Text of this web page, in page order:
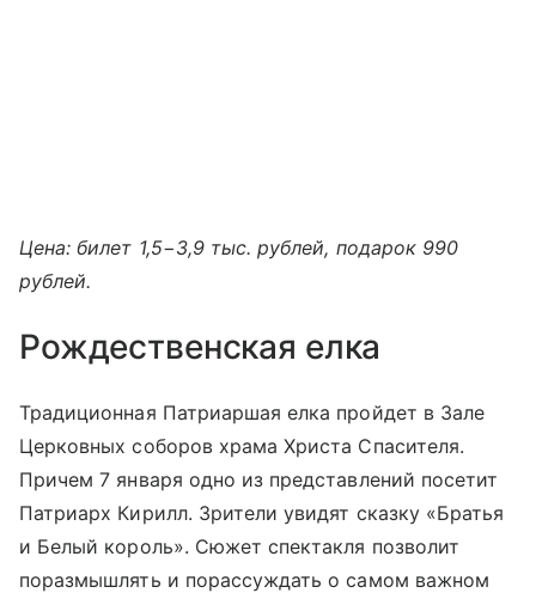
Цена: билет 1,5−3,9 тыс. рублей, подарок 990
рублей.
Рождественская елка
Традиционная Патриаршая елка пройдет в Зале
Церковных соборов храма Христа Спасителя.
Причем 7 января одно из представлений посетит
Патриарх Кирилл. Зрители увидят сказку «Братья
и Белый король». Сюжет спектакля позволит
поразмышлять и порассуждать о самом важном